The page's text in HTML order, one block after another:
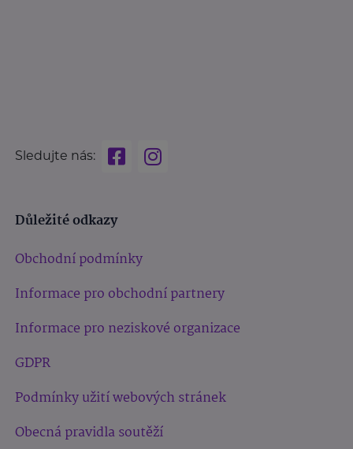
Sledujte nás:
Důležité odkazy
Obchodní podmínky
Informace pro obchodní partnery
Informace pro neziskové organizace
GDPR
Podmínky užití webových stránek
Obecná pravidla soutěží